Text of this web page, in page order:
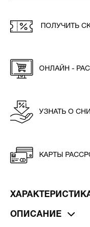
ПОЛУЧИТЬ
ОНЛАЙН -
УЗНАТЬ О
КАРТЫ
ОПИСАНИЕ